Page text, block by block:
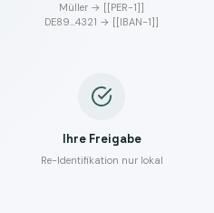
Müller → [[PER-1]]
DE89…4321 → [[IBAN-1]]
Ihre Freigabe
Re-Identifikation nur lokal